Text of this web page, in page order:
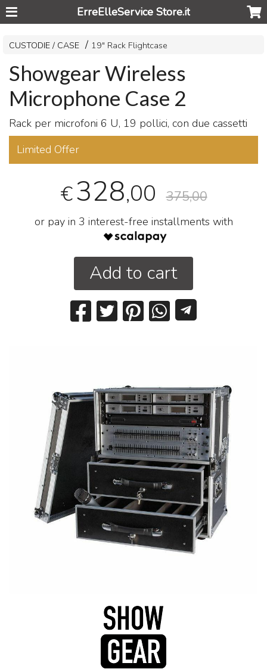
ErreElleService Store.it
CUSTODIE / CASE 19" Rack Flightcase
Showgear Wireless
Microphone Case 2
Rack per microfoni 6 U, 19 pollici, con due cassetti
Limited Offer
€328,00 375,00
or pay in 3 interest-free installments with
Add to cart